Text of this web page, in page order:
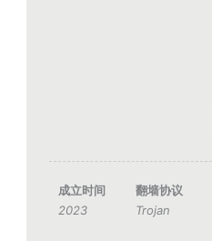
成立时间
2023
翻墙协议
Trojan